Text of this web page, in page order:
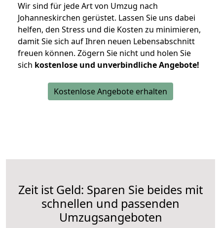
Wir sind für jede Art von Umzug nach
Johanneskirchen gerüstet. Lassen Sie uns dabei
helfen, den Stress und die Kosten zu minimieren,
damit Sie sich auf Ihren neuen Lebensabschnitt
freuen können. Zögern Sie nicht und holen Sie
sich kostenlose und unverbindliche Angebote!
Kostenlose Angebote erhalten
Zeit ist Geld: Sparen Sie beides mit
schnellen und passenden
Umzugsangeboten